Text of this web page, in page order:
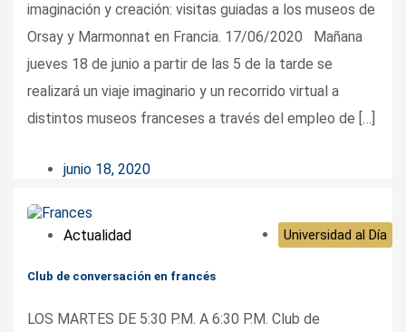
imaginación y creación: visitas guiadas a los museos de
Orsay y Marmonnat en Francia. 17/06/2020 Mañana
jueves 18 de junio a partir de las 5 de la tarde se
realizará un viaje imaginario y un recorrido virtual a
distintos museos franceses a través del empleo de […]
junio 18, 2020
Actualidad Universidad al Día
Club de conversación en francés
LOS MARTES DE 5:30 P.M. A 6:30 P.M. Club de